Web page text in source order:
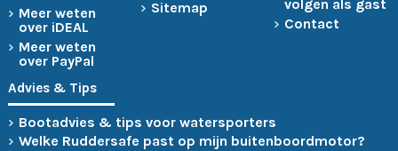
Meer weten
over iDEAL
Meer weten
over PayPal
Sitemap
volgen als gast
Contact
Advies & Tips
Bootadvies & tips voor watersporters
Welke Ruddersafe past op mijn buitenboordmotor?